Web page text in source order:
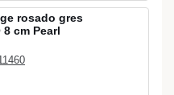
rosado gres
cm Pearl